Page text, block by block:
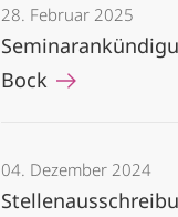
28. Februar 2025
Bock
04. Dezember 2024